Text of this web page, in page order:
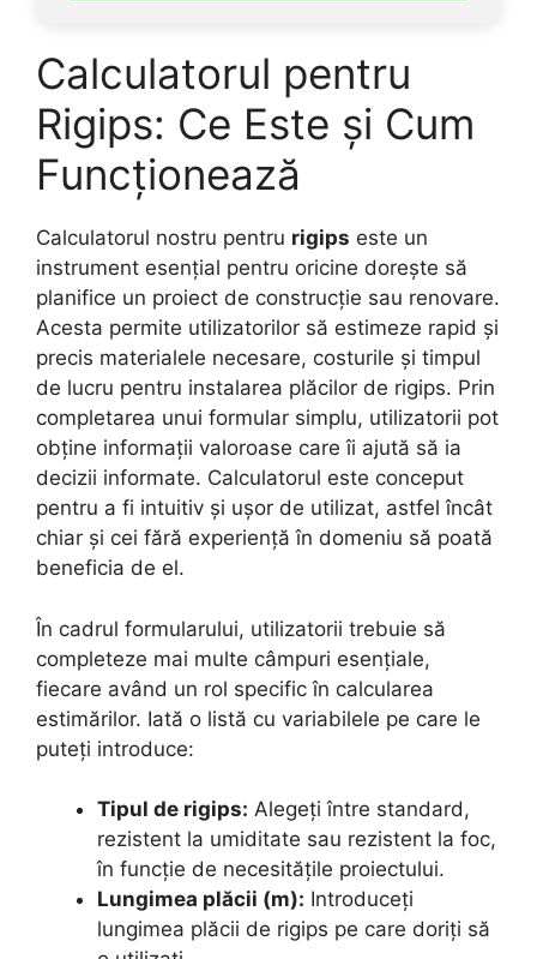
Calculatorul pentru
Rigips: Ce Este și Cum
Funcționează
Calculatorul nostru pentru rigips este un
instrument esențial pentru oricine dorește să
planifice un proiect de construcție sau renovare.
Acesta permite utilizatorilor să estimeze rapid și
precis materialele necesare, costurile și timpul
de lucru pentru instalarea plăcilor de rigips. Prin
completarea unui formular simplu, utilizatorii pot
obține informații valoroase care îi ajută să ia
decizii informate. Calculatorul este conceput
pentru a fi intuitiv și ușor de utilizat, astfel încât
chiar și cei fără experiență în domeniu să poată
beneficia de el.
În cadrul formularului, utilizatorii trebuie să
completeze mai multe câmpuri esențiale,
fiecare având un rol specific în calcularea
estimărilor. Iată o listă cu variabilele pe care le
puteți introduce:
Tipul de rigips: Alegeți între standard,
rezistent la umiditate sau rezistent la foc,
în funcție de necesitățile proiectului.
Lungimea plăcii (m): Introduceți
lungimea plăcii de rigips pe care doriți să